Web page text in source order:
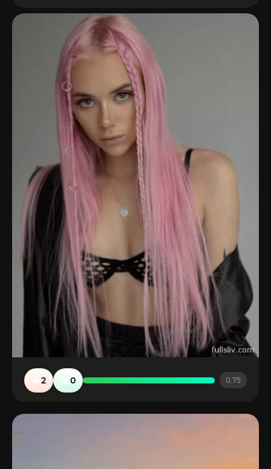
фотографий Алины стала темой обсуждения под
хештегом #аязнал.
Алина Олешева родилась в 1999 году в семье
известных музыкантов: Максима Леонидова, известного
как участника группы "Hippoband" в 90-е, и клавишника
Евгения Олешева. Слухи ходят, что отец сыграл
ключевую роль в становлении её музыкальной карьеры.
Алина является участницей известной рок-группы "Кис-
Кис". Она всегда выделялась своей откровенностью и
отсутствием цензуры в своих высказываниях и песнях,
выходя за рамки общепринятых стандартов. Она также
является студенткой СПбГУ на факультете иностранных
языков. Помимо своей музыкальной карьеры, Алина
также известна как фотомодель и блогерша.
🔥2 🤮0 0.75